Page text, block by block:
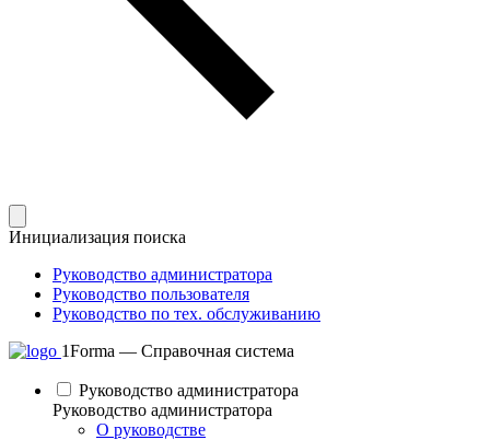
Инициализация поиска
Руководство администратора
Руководство пользователя
Руководство по тех. обслуживанию
1Forma — Справочная система
Руководство администратора
Руководство администратора
О руководстве